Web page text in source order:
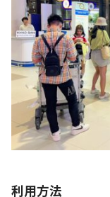
利用方法